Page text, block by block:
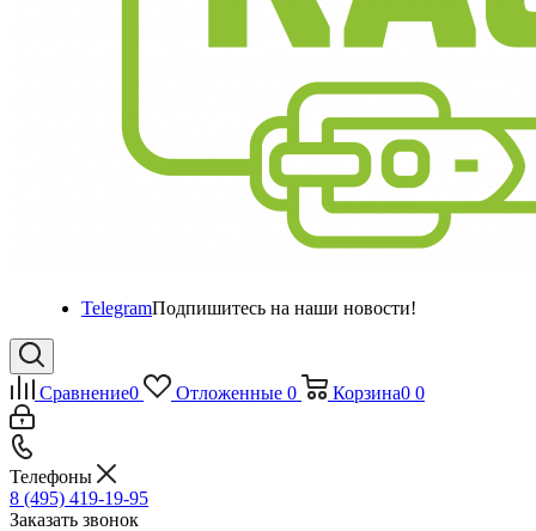
TelegramПодпишитесь на наши новости!
Сравнение0 Отложенные 0 Корзина0 0
Телефоны
8 (495) 419-19-95
Заказать звонок